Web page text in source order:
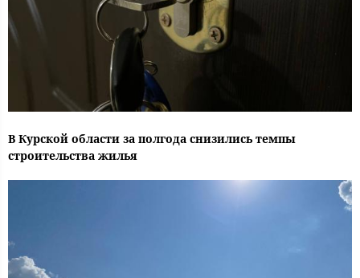
В Курской области за полгода снизились темпы
строительства жилья